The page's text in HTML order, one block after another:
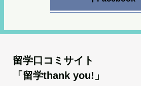
留学口コミサイト
「留学thank you!」